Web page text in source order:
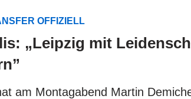
OFFIZIELL
„Leipzig mit
am Montagabend Martin